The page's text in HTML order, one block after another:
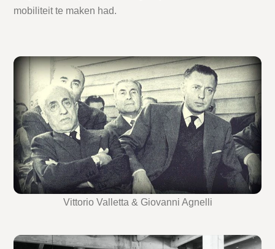
mobiliteit te maken had.
Vittorio Valletta & Giovanni Agnelli